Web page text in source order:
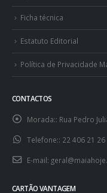
Ficha técnica
Estatuto Editorial
Política de Privacidade
CONTACTOS
Morada:: Rua Pedro
Telefone:: 22 406 21 26
E-mail:
CARTÃO VANTAGEM